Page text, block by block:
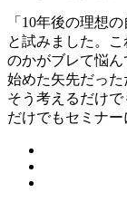
「10年後の理想
と試みました。
のかがブレて悩
始めた矢先だっ
そう考えるだけ
だけでもセミナー